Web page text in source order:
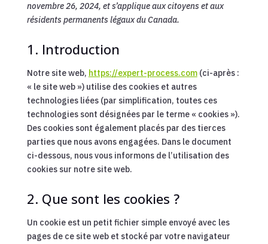
novembre 26, 2024, et s’applique aux citoyens et aux
résidents permanents légaux du Canada.
1. Introduction
Notre site web, https://expert-process.com(ci-après :
« le site web ») utilise des cookies et autres
technologies liées (par simplification, toutes ces
technologies sont désignées par le terme « cookies »).
Des cookies sont également placés par des tierces
parties que nous avons engagées. Dans le document
ci-dessous, nous vous informons de l’utilisation des
cookies sur notre site web.
2. Que sont les cookies ?
Un cookie est un petit fichier simple envoyé avec les
pages de ce site web et stocké par votre navigateur